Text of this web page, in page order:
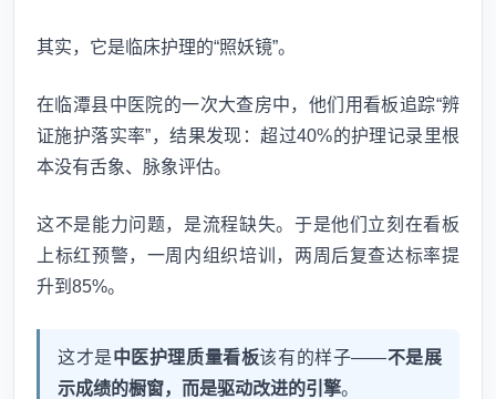
其实，它是临床护理的“照妖镜”。
在临潭县中医院的一次大查房中，他们用看板追踪“辨
证施护落实率”，结果发现：超过40%的护理记录里根
本没有舌象、脉象评估。
这不是能力问题，是流程缺失。于是他们立刻在看板
上标红预警，一周内组织培训，两周后复查达标率提
升到85%。
这才是中医护理质量看板该有的样子——不是展
示成绩的橱窗，而是驱动改进的引擎。